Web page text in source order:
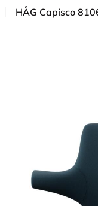
HÅG Capisco